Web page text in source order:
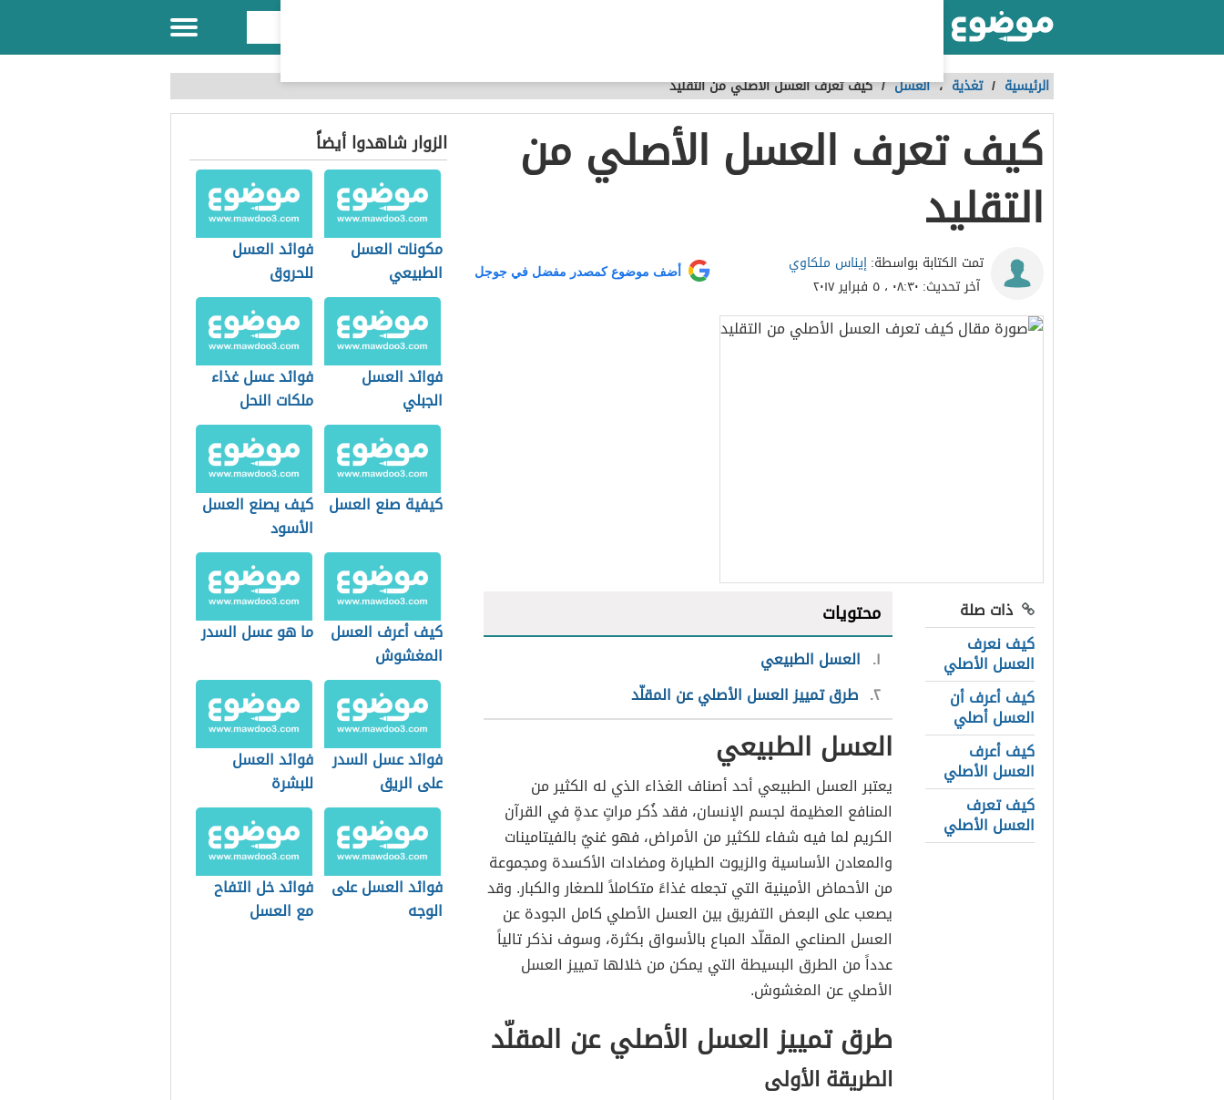
الرئيسية / تغذية ،العسل /كيف تعرف العسل الأصلي من التقليد
كيف تعرف العسل الأصلي من
التقليد
تمت الكتابة بواسطة:إيناس ملكاوي
آخر تحديث: ٠٨:٣٠ ، ٥ فبراير ٢٠١٧
أضف موضوع كمصدر مفضل في جوجل
ذات صلة
كيف نعرف
العسل الأصلي
كيف أعرف أن
العسل أصلي
كيف أعرف
العسل الأصلي
كيف تعرف
العسل الأصلي
محتويات
١ العسل الطبيعي
٢ طرق تمييز العسل الأصلي عن المقلّد
العسل الطبيعي
يعتبر العسل الطبيعي أحد أصناف الغذاء الذي له الكثير من
المنافع العظيمة لجسم الإنسان، فقد ذُكر مراتٍ عدةٍ في القرآن
الكريم لما فيه شفاء للكثير من الأمراض، فهو غنيٌ بالفيتامينات
والمعادن الأساسية والزيوت الطيارة ومضادات الأكسدة ومجموعة
من الأحماض الأمينية التي تجعله غذاءً متكاملاً للصغار والكبار. وقد
يصعب على البعض التفريق بين العسل الأصلي كامل الجودة عن
العسل الصناعي المقلّد المباع بالأسواق بكثرة، وسوف نذكر تالياً
عدداً من الطرق البسيطة التي يمكن من خلالها تمييز العسل
الأصلي عن المغشوش.
طرق تمييز العسل الأصلي عن المقلّد
الطريقة الأولى
الزوار شاهدوا أيضاً
مكونات العسل
الطبيعي
فوائد العسل
للحروق
فوائد العسل
الجبلي
فوائد عسل غذاء
ملكات النحل
كيفية صنع العسل كيف يصنع العسل
الأسود
كيف أعرف العسل
المغشوش
ما هو عسل السدر
فوائد عسل السدر
على الريق
فوائد العسل
للبشرة
فوائد العسل على
الوجه
فوائد خل التفاح
مع العسل